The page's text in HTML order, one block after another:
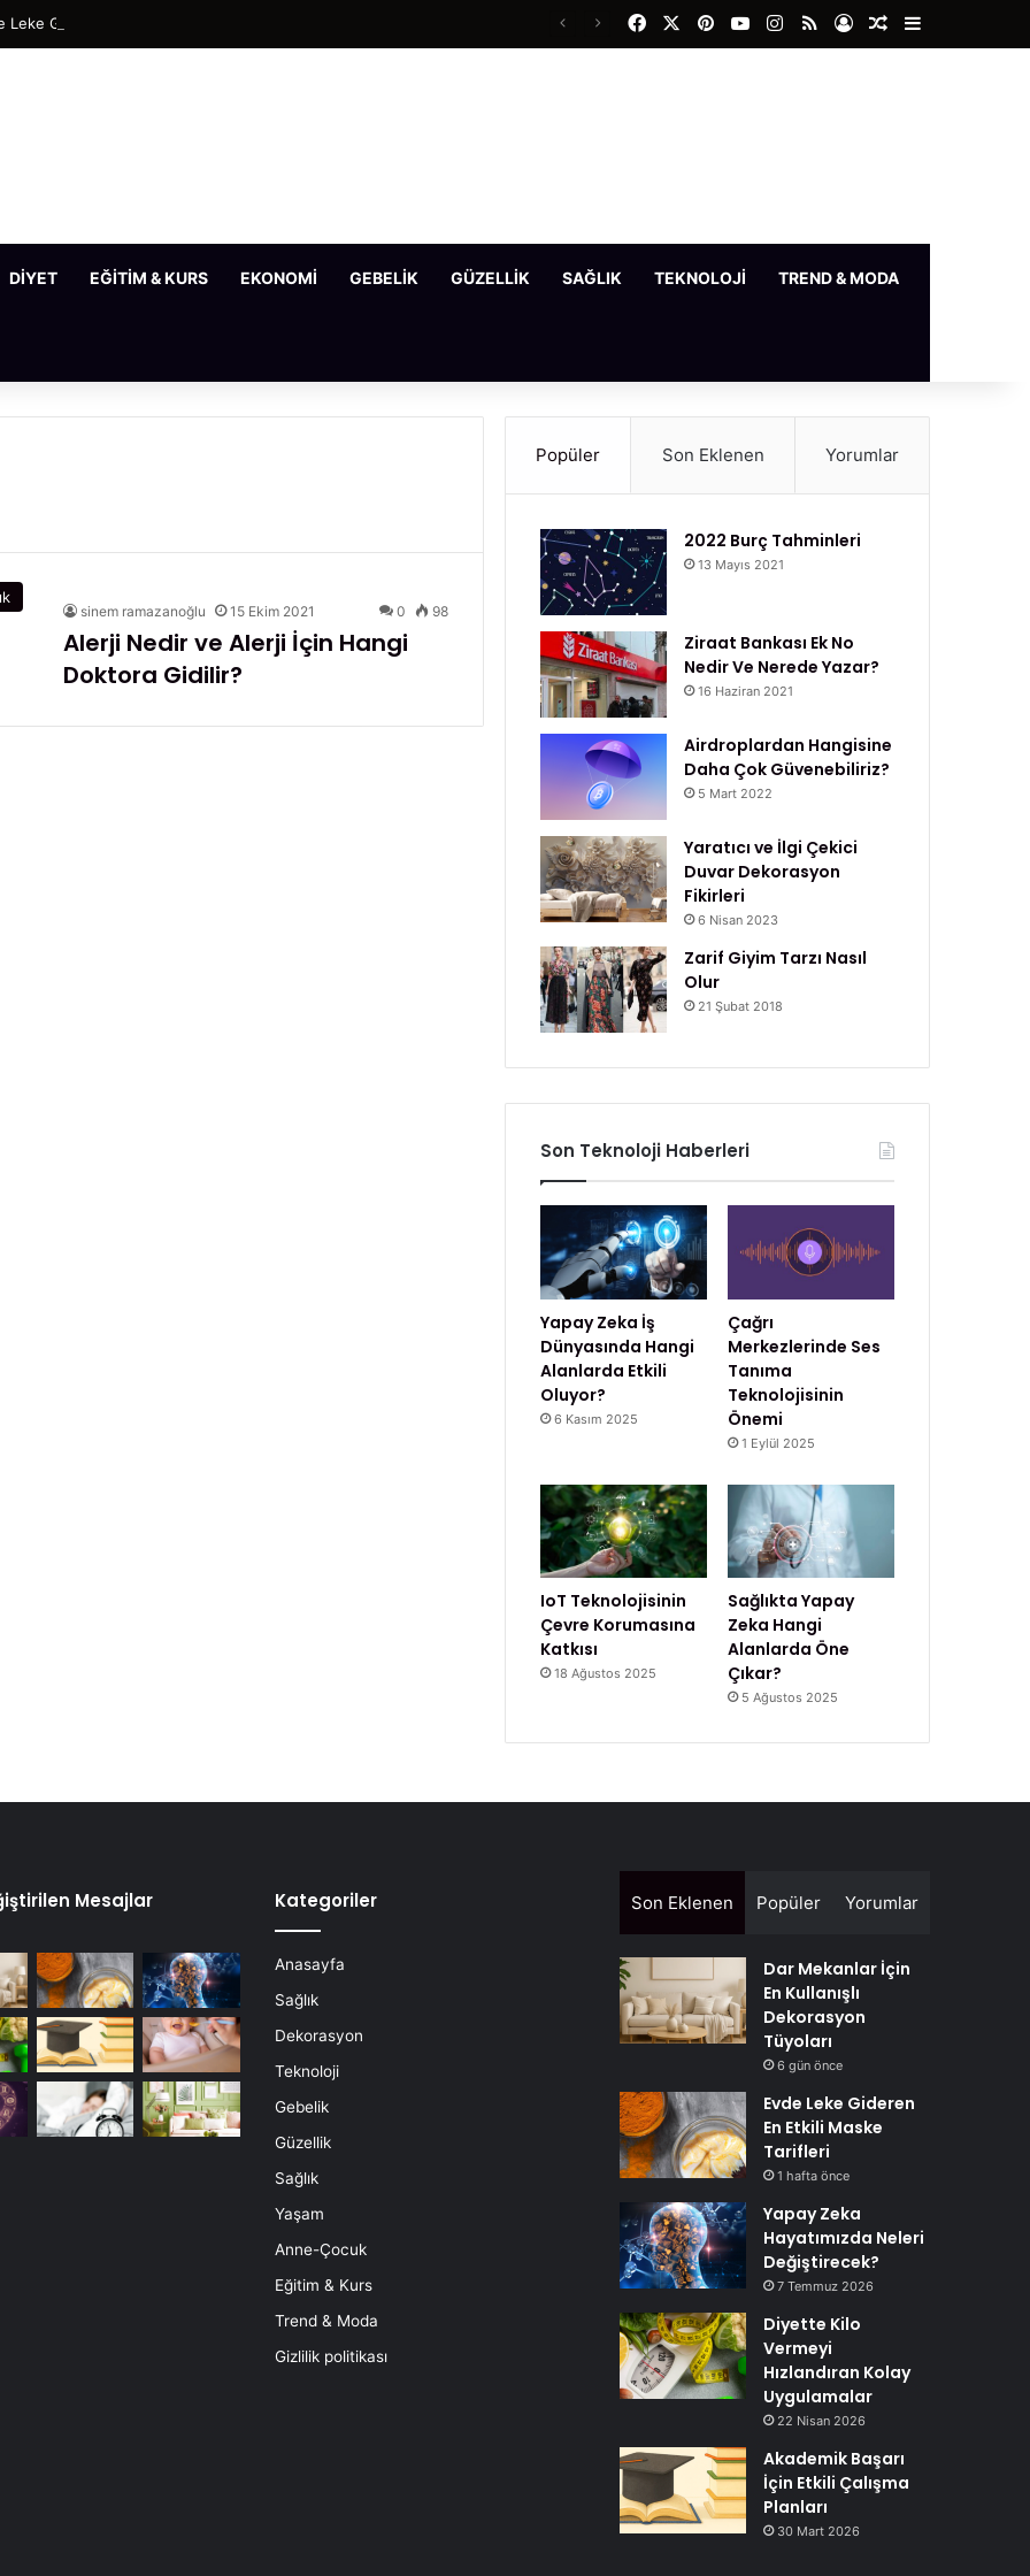
Leke Gideren En Etkili Maske Tarifleri FacebookPinterestYouTubeInstagram
RSS Kayıt OlRastgele Makale
DIYET EĞITIM & KURS EKONOMI GEBELIK GÜZELLIK SAĞLIK TEKNOLOJI TREND & MODA
sinem ramazanoğlu 15 Ekim 2021 0 98
Alerji Nedir ve Alerji İçin Hangi
Doktora Gidilir?
Popüler Son Eklenen Yorumlar
2022 Burç Tahminleri
13 Mayıs 2021
Ziraat Bankası Ek No
Nedir Ve Nerede Yazar?
16 Haziran 2021
Airdroplardan Hangisine
Daha Çok Güvenebiliriz?
5 Mart 2022
Yaratıcı ve İlgi Çekici
Duvar Dekorasyon
Fikirleri
6 Nisan 2023
Zarif Giyim Tarzı Nasıl
Olur
21 Şubat 2018
Son Teknoloji Haberleri
Yapay Zeka İş
Dünyasında Hangi
Alanlarda Etkili
Oluyor?
6 Kasım 2025
Çağrı
Merkezlerinde Ses
Tanıma
Teknolojisinin
Önemi
1 Eylül 2025
IoT Teknolojisinin
Çevre Korumasına
Katkısı
18 Ağustos 2025
Sağlıkta Yapay
Zeka Hangi
Alanlarda Öne
Çıkar?
5 Ağustos 2025
Mesajlar Kategoriler
Anasayfa
Sağlık
Dekorasyon
Teknoloji
Gebelik
Güzellik
Sağlık
Yaşam
Anne-Çocuk
Eğitim & Kurs
Trend & Moda
Gizlilik politikası
Son Eklenen Popüler Yorumlar
Dar Mekanlar İçin
En Kullanışlı
Dekorasyon
Tüyoları
6 gün önce
Evde Leke Gideren
En Etkili Maske
Tarifleri
1 hafta önce
Yapay Zeka
Hayatımızda Neleri
Değiştirecek?
7 Temmuz 2026
Diyette Kilo
Vermeyi
Hızlandıran Kolay
Uygulamalar
22 Nisan 2026
Akademik Başarı
İçin Etkili Çalışma
Planları
30 Mart 2026